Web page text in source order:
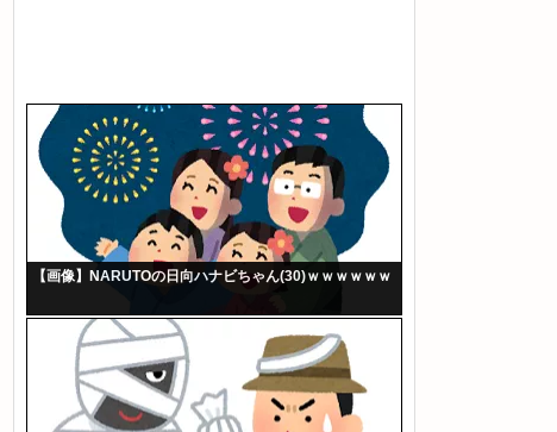
【画像】NARUTOの日向ハナビちゃん(30)ｗｗｗｗｗｗ